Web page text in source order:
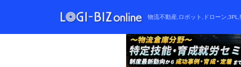
物流不動産,ロボット,ドローン